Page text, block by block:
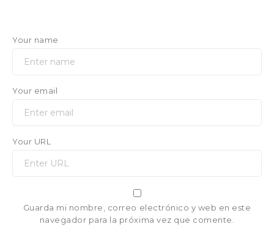
Your name
Your email
Your URL
Guarda mi nombre, correo electrónico y web en este
navegador para la próxima vez que comente.